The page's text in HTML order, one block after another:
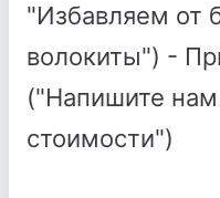
"Избавляем от
волокиты") -
("Напишите нам
стоимости")